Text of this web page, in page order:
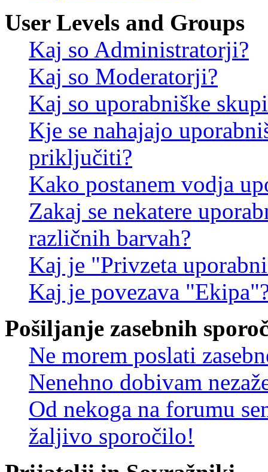
User Levels and Groups
Kaj so Administratorji?
Kaj so Moderatorji?
Kaj so uporabniške
Kje se nahajajo
priključiti?
Kako postanem vodja
Zakaj se nekatere
različnih barvah?
Kaj je "Privzeta
Kaj je povezava
Pošiljanje zasebnih
Ne morem poslati
Nenehno dobivam
Od nekoga na forumu
žaljivo sporočilo!